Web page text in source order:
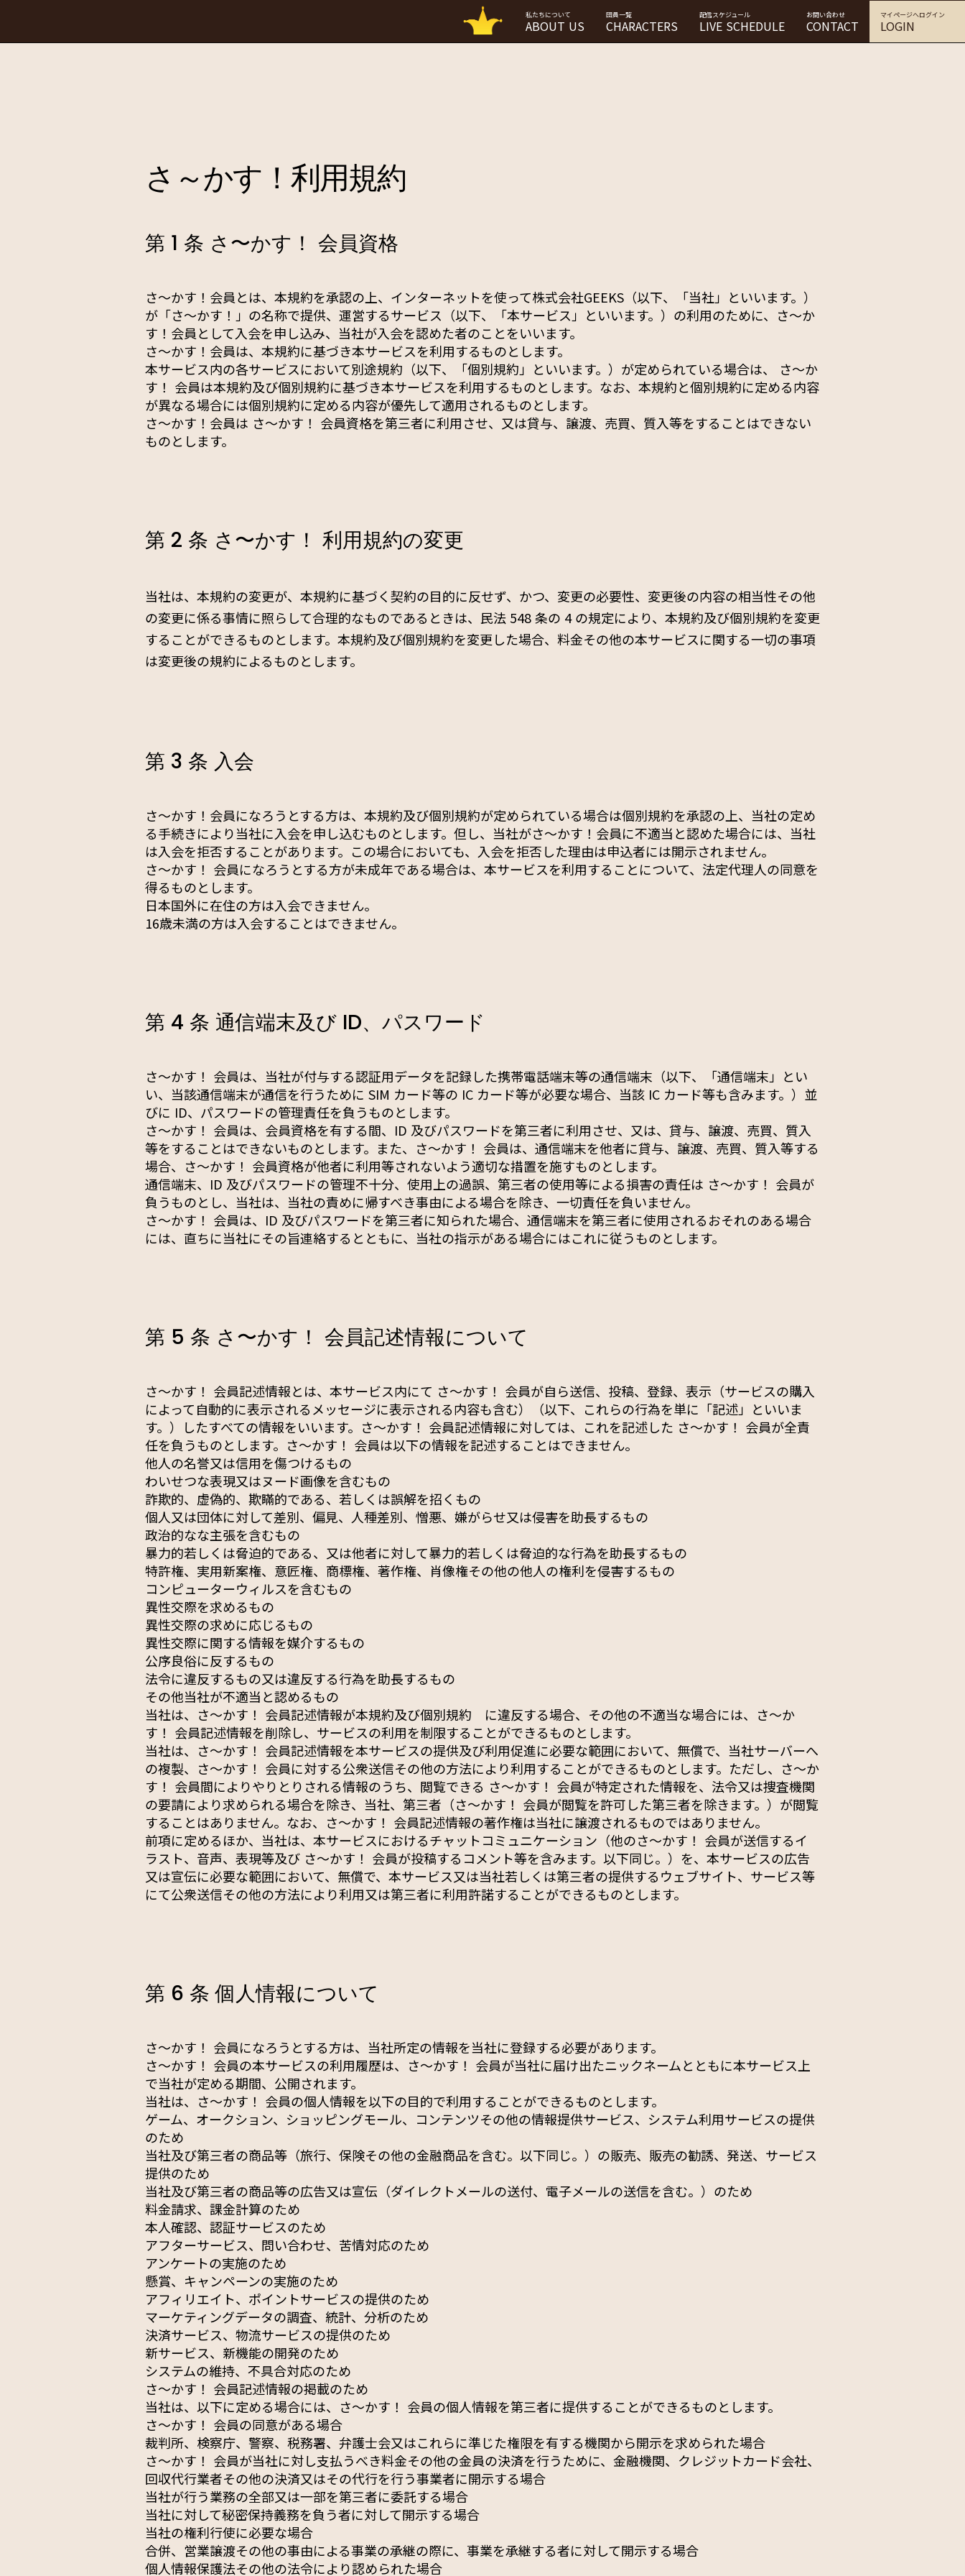
私たちについて
ABOUT US
団員一覧
CHARACTERS
配信スケジュール
LIVE SCHEDULE
お問い合わせ
CONTACT
マイページへログイン
LOGIN
さ～かす！利用規約
第 1 条 さ〜かす！ 会員資格
さ〜かす！会員とは、本規約を承認の上、インターネットを使って株式会社GEEKS（以下、「当社」といいます。）
が「さ〜かす！」の名称で提供、運営するサービス（以下、「本サービス」といいます。）の利用のために、さ〜か
す！会員として入会を申し込み、当社が入会を認めた者のことをいいます。
さ〜かす！会員は、本規約に基づき本サービスを利用するものとします。
本サービス内の各サービスにおいて別途規約（以下、「個別規約」といいます。）が定められている場合は、 さ〜か
す！ 会員は本規約及び個別規約に基づき本サービスを利用するものとします。なお、本規約と個別規約に定める内容
が異なる場合には個別規約に定める内容が優先して適用されるものとします。
さ〜かす！会員は さ〜かす！ 会員資格を第三者に利用させ、又は貸与、譲渡、売買、質入等をすることはできない
ものとします。
第 2 条 さ〜かす！ 利用規約の変更
当社は、本規約の変更が、本規約に基づく契約の目的に反せず、かつ、変更の必要性、変更後の内容の相当性その他
の変更に係る事情に照らして合理的なものであるときは、民法 548 条の 4 の規定により、本規約及び個別規約を変更
することができるものとします。本規約及び個別規約を変更した場合、料金その他の本サービスに関する一切の事項
は変更後の規約によるものとします。
第 3 条 入会
さ〜かす！会員になろうとする方は、本規約及び個別規約が定められている場合は個別規約を承認の上、当社の定め
る手続きにより当社に入会を申し込むものとします。但し、当社がさ～かす！会員に不適当と認めた場合には、当社
は入会を拒否することがあります。この場合においても、入会を拒否した理由は申込者には開示されません。
さ〜かす！ 会員になろうとする方が未成年である場合は、本サービスを利用することについて、法定代理人の同意を
得るものとします。
日本国外に在住の方は入会できません。
16歳未満の方は入会することはできません。
第 4 条 通信端末及び ID、パスワード
さ〜かす！ 会員は、当社が付与する認証用データを記録した携帯電話端末等の通信端末（以下、「通信端末」とい
い、当該通信端末が通信を行うために SIM カード等の IC カード等が必要な場合、当該 IC カード等も含みます。）並
びに ID、パスワードの管理責任を負うものとします。
さ〜かす！ 会員は、会員資格を有する間、ID 及びパスワードを第三者に利用させ、又は、貸与、譲渡、売買、質入
等をすることはできないものとします。また、さ〜かす！ 会員は、通信端末を他者に貸与、譲渡、売買、質入等する
場合、さ〜かす！ 会員資格が他者に利用等されないよう適切な措置を施すものとします。
通信端末、ID 及びパスワードの管理不十分、使用上の過誤、第三者の使用等による損害の責任は さ〜かす！ 会員が
負うものとし、当社は、当社の責めに帰すべき事由による場合を除き、一切責任を負いません。
さ〜かす！ 会員は、ID 及びパスワードを第三者に知られた場合、通信端末を第三者に使用されるおそれのある場合
には、直ちに当社にその旨連絡するとともに、当社の指示がある場合にはこれに従うものとします。
第 5 条 さ〜かす！ 会員記述情報について
さ〜かす！ 会員記述情報とは、本サービス内にて さ〜かす！ 会員が自ら送信、投稿、登録、表示（サービスの購入
によって自動的に表示されるメッセージに表示される内容も含む）（以下、これらの行為を単に「記述」といいま
す。）したすべての情報をいいます。さ〜かす！ 会員記述情報に対しては、これを記述した さ〜かす！ 会員が全責
任を負うものとします。さ〜かす！ 会員は以下の情報を記述することはできません。
他人の名誉又は信用を傷つけるもの
わいせつな表現又はヌード画像を含むもの
詐欺的、虚偽的、欺瞞的である、若しくは誤解を招くもの
個人又は団体に対して差別、偏見、人種差別、憎悪、嫌がらせ又は侵害を助長するもの
政治的なな主張を含むもの
暴力的若しくは脅迫的である、又は他者に対して暴力的若しくは脅迫的な行為を助長するもの
特許権、実用新案権、意匠権、商標権、著作権、肖像権その他の他人の権利を侵害するもの
コンピューターウィルスを含むもの
異性交際を求めるもの
異性交際の求めに応じるもの
異性交際に関する情報を媒介するもの
公序良俗に反するもの
法令に違反するもの又は違反する行為を助長するもの
その他当社が不適当と認めるもの
当社は、さ〜かす！ 会員記述情報が本規約及び個別規約 に違反する場合、その他の不適当な場合には、さ〜か
す！ 会員記述情報を削除し、サービスの利用を制限することができるものとします。
当社は、さ〜かす！ 会員記述情報を本サービスの提供及び利用促進に必要な範囲において、無償で、当社サーバーへ
の複製、さ〜かす！ 会員に対する公衆送信その他の方法により利用することができるものとします。ただし、さ〜か
す！ 会員間によりやりとりされる情報のうち、閲覧できる さ〜かす！ 会員が特定された情報を、法令又は捜査機関
の要請により求められる場合を除き、当社、第三者（さ〜かす！ 会員が閲覧を許可した第三者を除きます。）が閲覧
することはありません。なお、さ〜かす！ 会員記述情報の著作権は当社に譲渡されるものではありません。
前項に定めるほか、当社は、本サービスにおけるチャットコミュニケーション（他のさ〜かす！ 会員が送信するイ
ラスト、音声、表現等及び さ〜かす！ 会員が投稿するコメント等を含みます。以下同じ。）を、本サービスの広告
又は宣伝に必要な範囲において、無償で、本サービス又は当社若しくは第三者の提供するウェブサイト、サービス等
にて公衆送信その他の方法により利用又は第三者に利用許諾することができるものとします。
第 6 条 個人情報について
さ〜かす！ 会員になろうとする方は、当社所定の情報を当社に登録する必要があります。
さ〜かす！ 会員の本サービスの利用履歴は、さ〜かす！ 会員が当社に届け出たニックネームとともに本サービス上
で当社が定める期間、公開されます。
当社は、さ〜かす！ 会員の個人情報を以下の目的で利用することができるものとします。
ゲーム、オークション、ショッピングモール、コンテンツその他の情報提供サービス、システム利用サービスの提供
のため
当社及び第三者の商品等（旅行、保険その他の金融商品を含む。以下同じ。）の販売、販売の勧誘、発送、サービス
提供のため
当社及び第三者の商品等の広告又は宣伝（ダイレクトメールの送付、電子メールの送信を含む。）のため
料金請求、課金計算のため
本人確認、認証サービスのため
アフターサービス、問い合わせ、苦情対応のため
アンケートの実施のため
懸賞、キャンペーンの実施のため
アフィリエイト、ポイントサービスの提供のため
マーケティングデータの調査、統計、分析のため
決済サービス、物流サービスの提供のため
新サービス、新機能の開発のため
システムの維持、不具合対応のため
さ〜かす！ 会員記述情報の掲載のため
当社は、以下に定める場合には、さ〜かす！ 会員の個人情報を第三者に提供することができるものとします。
さ〜かす！ 会員の同意がある場合
裁判所、検察庁、警察、税務署、弁護士会又はこれらに準じた権限を有する機関から開示を求められた場合
さ〜かす！ 会員が当社に対し支払うべき料金その他の金員の決済を行うために、金融機関、クレジットカード会社、
回収代行業者その他の決済又はその代行を行う事業者に開示する場合
当社が行う業務の全部又は一部を第三者に委託する場合
当社に対して秘密保持義務を負う者に対して開示する場合
当社の権利行使に必要な場合
合併、営業譲渡その他の事由による事業の承継の際に、事業を承継する者に対して開示する場合
個人情報保護法その他の法令により認められた場合